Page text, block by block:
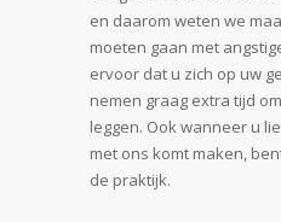
en daarom weten we
moeten gaan met
ervoor dat u zich op uw
nemen graag extra tijd
leggen. Ook wanneer u
met ons komt maken,
de praktijk.